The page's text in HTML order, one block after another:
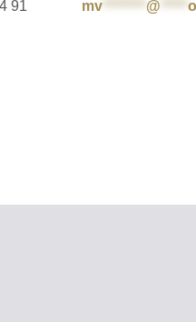
91 mv ******** @ *****